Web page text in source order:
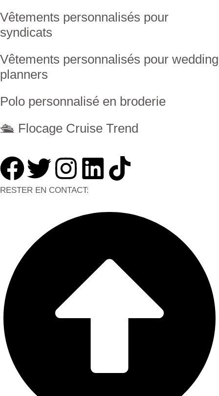
Vêtements personnalisés pour
syndicats
Vêtements personnalisés pour wedding
planners
Polo personnalisé en broderie
🛳 Flocage Cruise Trend
RESTER EN CONTACT: